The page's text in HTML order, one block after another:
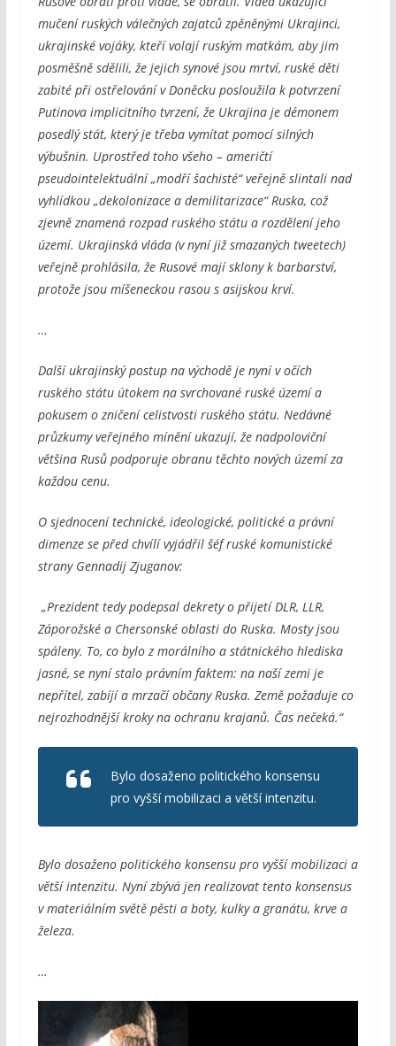
mučení ruských válečných zajatců zpěněnými Ukrajinci,
ukrajinské vojáky, kteří volají ruským matkám, aby jim
posměšně sdělili, že jejich synové jsou mrtví, ruské děti
zabité při ostřelování v Doněcku posloužila k potvrzení
Putinova implicitního tvrzení, že Ukrajina je démonem
posedlý stát, který je třeba vymítat pomocí silných
výbušnin. Uprostřed toho všeho – američtí
pseudointelektuální „modří šachisté“ veřejně slintali nad
vyhlídkou „dekolonizace a demilitarizace“ Ruska, což
zjevně znamená rozpad ruského státu a rozdělení jeho
území. Ukrajinská vláda (v nyní již smazaných tweetech)
veřejně prohlásila, že Rusové mají sklony k barbarství,
protože jsou míšeneckou rasou s asijskou krví.
…
Další ukrajinský postup na východě je nyní v očích
ruského státu útokem na svrchované ruské území a
pokusem o zničení celistvosti ruského státu. Nedávné
průzkumy veřejného mínění ukazují, že nadpoloviční
většina Rusů podporuje obranu těchto nových území za
každou cenu.
O sjednocení technické, ideologické, politické a právní
dimenze se před chvílí vyjádřil šéf ruské komunistické
strany Gennadij Zjuganov:
„Prezident tedy podepsal dekrety o přijetí DLR, LLR,
Záporožské a Chersonské oblasti do Ruska. Mosty jsou
spáleny. To, co bylo z morálního a státnického hlediska
jasné, se nyní stalo právním faktem: na naší zemi je
nepřítel, zabíjí a mrzačí občany Ruska. Země požaduje co
nejrozhodnější kroky na ochranu krajanů. Čas nečeká.“
Bylo dosaženo politického konsensu
pro vyšší mobilizaci a větší intenzitu.
Bylo dosaženo politického konsensu pro vyšší mobilizaci a
větší intenzitu. Nyní zbývá jen realizovat tento konsensus
v materiálním světě pěsti a boty, kulky a granátu, krve a
železa.
…